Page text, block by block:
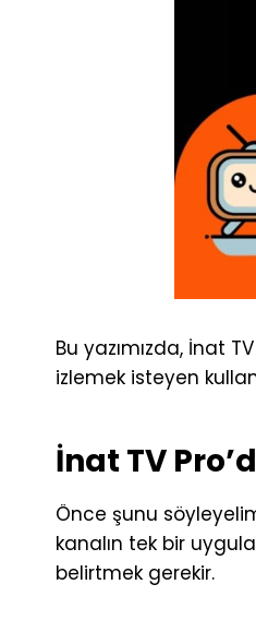
Bu yazımızda, İnat
izlemek isteyen
İnat TV
Önce şunu
kanalın tek bir
belirtmek gerekir.